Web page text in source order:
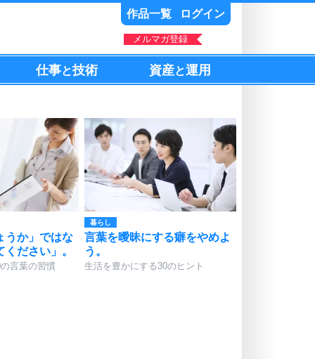
作品一覧 ログイン
メルマガ登録
仕事と技術 資産と運用
うか」ではな
ください」。
言葉の習慣
暮らし
言葉を曖昧にする癖をやめよ
う。
生活を豊かにする30のヒント